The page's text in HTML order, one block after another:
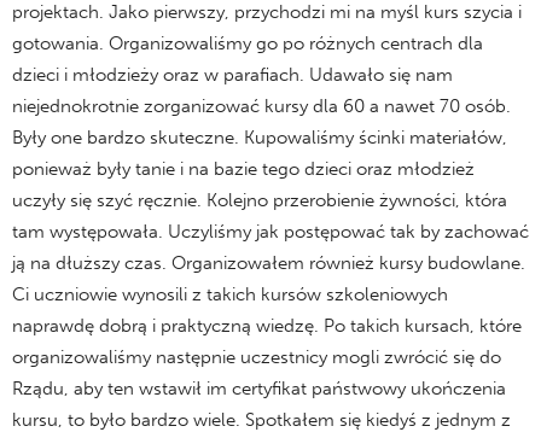
projektach. Jako pierwszy, przychodzi mi na myśl kurs szycia i
gotowania. Organizowaliśmy go po różnych centrach dla
dzieci i młodzieży oraz w parafiach. Udawało się nam
niejednokrotnie zorganizować kursy dla 60 a nawet 70 osób.
Były one bardzo skuteczne. Kupowaliśmy ścinki materiałów,
ponieważ były tanie i na bazie tego dzieci oraz młodzież
uczyły się szyć ręcznie. Kolejno przerobienie żywności, która
tam występowała. Uczyliśmy jak postępować tak by zachować
ją na dłuższy czas. Organizowałem również kursy budowlane.
Ci uczniowie wynosili z takich kursów szkoleniowych
naprawdę dobrą i praktyczną wiedzę. Po takich kursach, które
organizowaliśmy następnie uczestnicy mogli zwrócić się do
Rządu, aby ten wstawił im certyfikat państwowy ukończenia
kursu, to było bardzo wiele. Spotkałem się kiedyś z jednym z